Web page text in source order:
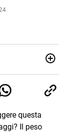
triennale in
una supplenza
Ho poi
questa
Il peso